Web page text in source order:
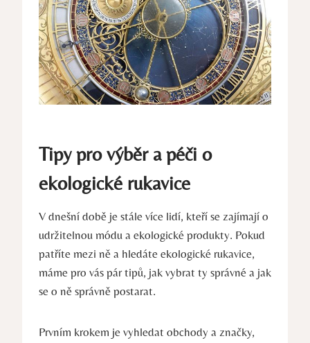
Tipy pro výběr a péči o
ekologické rukavice
V dnešní době je stále více lidí, kteří se zajímají o
udržitelnou módu a ekologické produkty. Pokud
patříte mezi ně ​a hledáte ekologické rukavice,⁣
máme pro⁢ vás pár tipů, jak vybrat ty správné a jak
se o ně správně postarat.
Prvním krokem je vyhledat obchody a ⁢značky,